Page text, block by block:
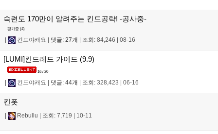
숙련도 170만이 알려주는 킨드공략! -공사중-
평가중 (4)
킨드야캐요 댓글: 27개 조회: 84,246 08-16
[LUMI]킨드레드 가이드 (9.9)
16 / 20
| 킨드야캐요 | 댓글: 44개 | 조회: 328,423 | 06-16
킨폿
| Rebullu | 조회: 7,719 | 10-11